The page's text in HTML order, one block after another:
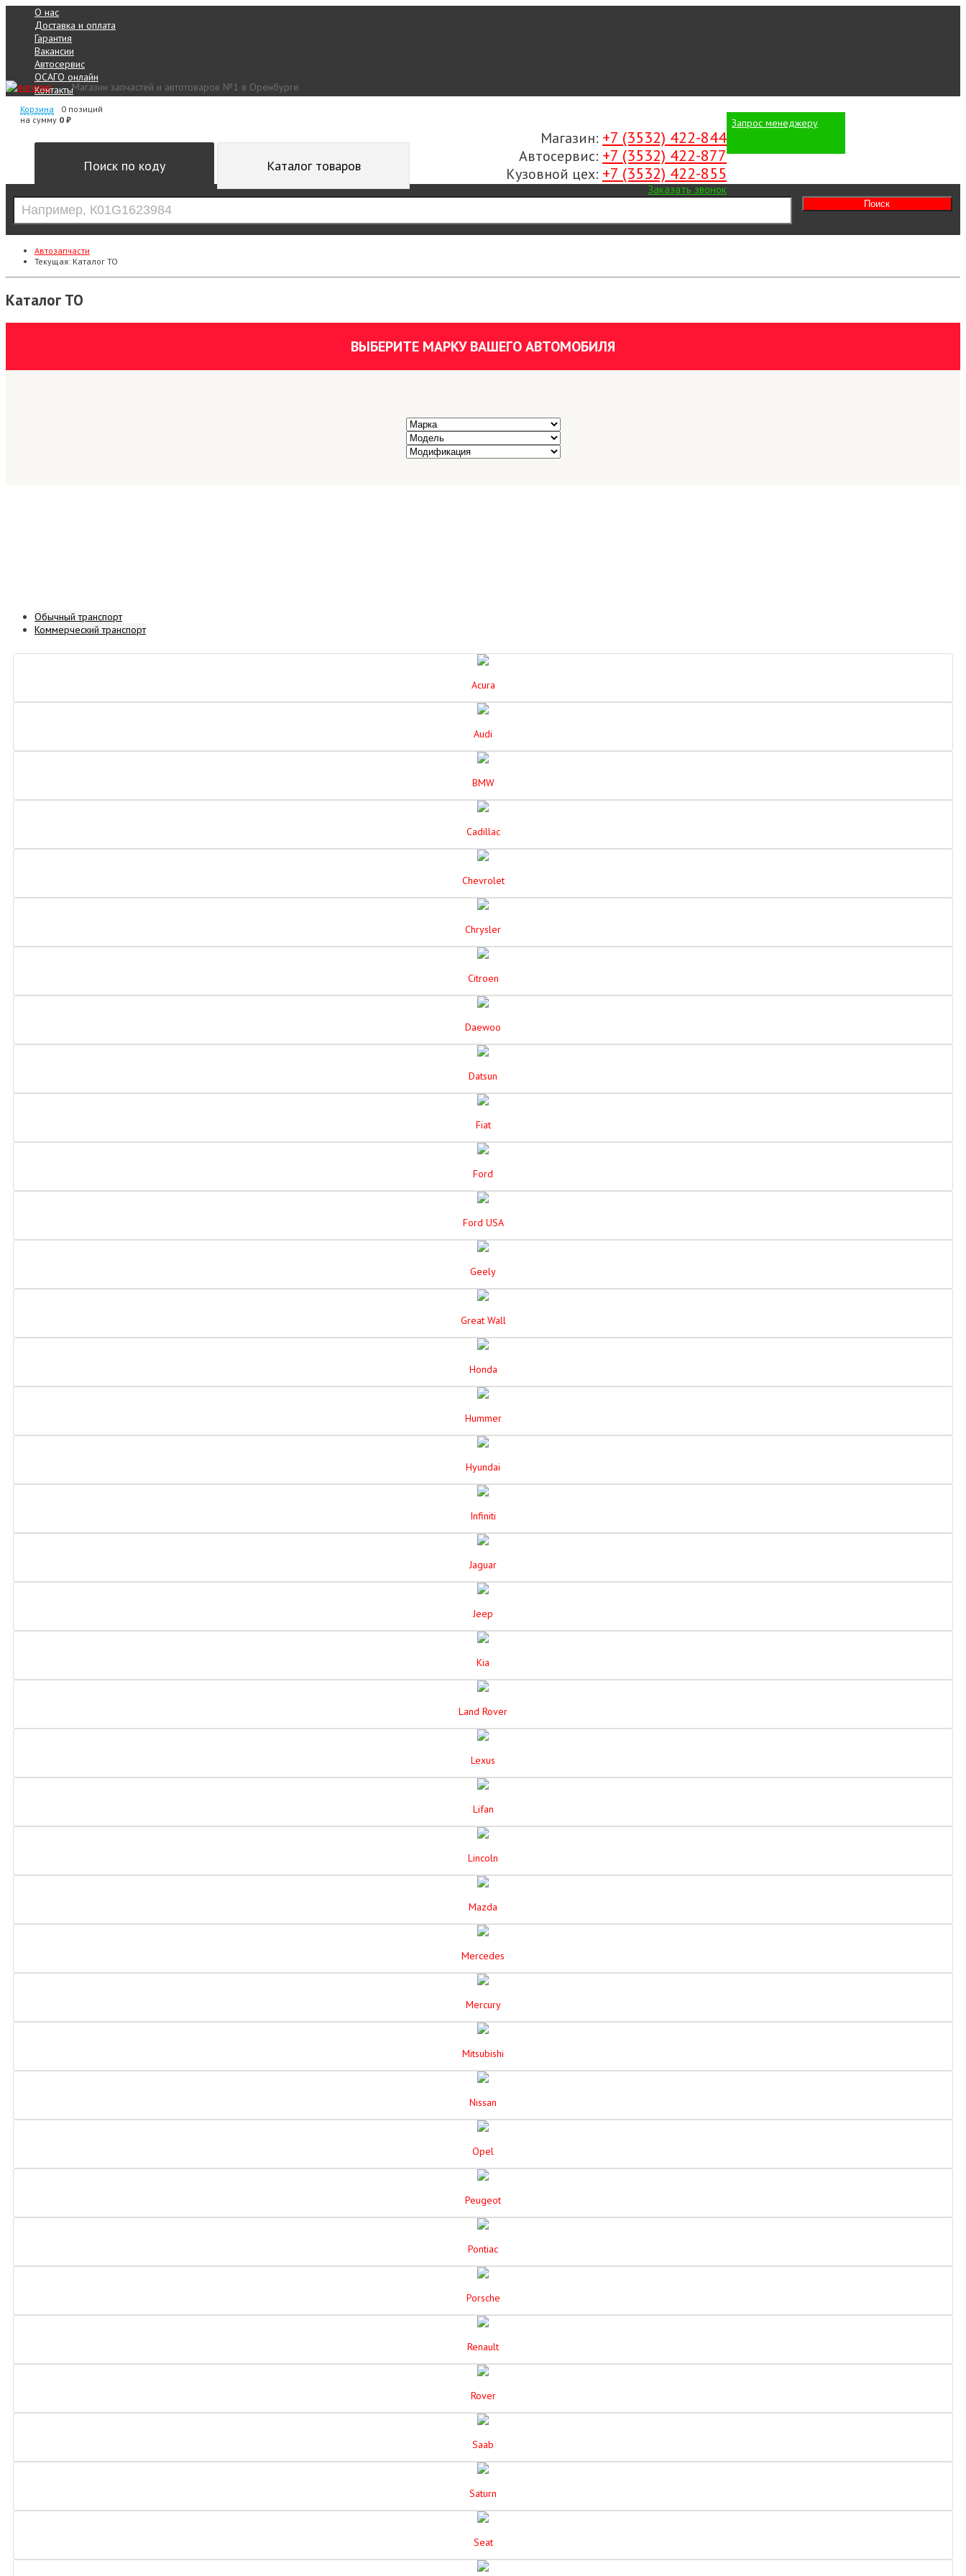
О нас
Доставка и оплата
Гарантия
Вакансии
Автосервис
ОСАГО онлайн
Контакты
Запрос менеджеру
Магазин запчастей и автотоваров №1 в Оренбурге
Корзина
0 позиций
на сумму 0 ₽
Магазин: +7 (3532) 422-844
Автосервис: +7 (3532) 422-877
Кузовной цех: +7 (3532) 422-855
Заказать звонок
Поиск по коду Каталог товаров
Автозапчасти
Текущая: Каталог ТО
Каталог ТО
ВЫБЕРИТЕ МАРКУ ВАШЕГО АВТОМОБИЛЯ
Обычный транспорт
Коммерческий транспорт
Acura
Audi
BMW
Cadillac
Chevrolet
Chrysler
Citroen
Daewoo
Datsun
Fiat
Ford
Ford USA
Geely
Great Wall
Honda
Hummer
Hyundai
Infiniti
Jaguar
Jeep
Kia
Land Rover
Lexus
Lifan
Lincoln
Mazda
Mercedes
Mercury
Mitsubishi
Nissan
Opel
Peugeot
Pontiac
Porsche
Renault
Rover
Saab
Saturn
Seat